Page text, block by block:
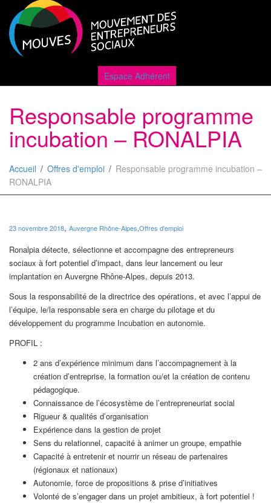
Espace Adhérent
Responsable programme
incubation – RONALPIA
Accueil Offres d'emploi
Responsable programme incubation –
RONALPIA
23 novembre 2018, Auvergne Rhône-Alpes,Offres d'emploi
Ronalpia détecte, sélectionne et accompagne des entrepreneurs
sociaux à fort potentiel d’impact, dans leur lancement ou leur
implantation en Auvergne Rhône-Alpes, depuis 2013.
Sous la responsabilité de la directrice des opérations, et avec l’appui de
l’équipe, le/la responsable sera en charge du pilotage et du
développement du programme Incubation en autonomie.
PROFIL :
2 ans d’expérience minimum dans l’accompagnement à la
création d’entreprise, la formation ou/et la création de contenu
pédagogique.
Connaissance de l’écosystème de l’entrepreneuriat social
Rigueur & qualités d’organisation
Expérience dans la gestion de projet
Sens du relationnel, capacité à animer un groupe, empathie
Capacité à entretenir et nourrir un réseau de partenaires
(régionaux et nationaux)
Autonomie, force de propositions & prise d’initiatives
Volonté de s’engager dans un projet ambitieux, à fort potentiel !